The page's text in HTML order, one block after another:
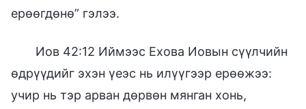
ерөөгдөнө” гэлээ.
Иов 42:12 Иймээс Ехова Иовын сүүлчийн
өдрүүдийг эхэн үеэс нь илүүгээр ерөөжээ:
учир нь тэр арван дөрвөн мянган хонь,